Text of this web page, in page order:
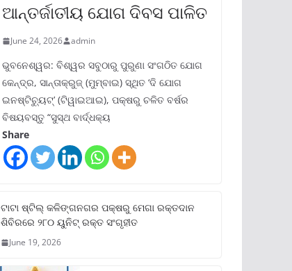
ଆନ୍ତର୍ଜାତୀୟ ଯୋଗ ଦିବସ ପାଳିତ
June 24, 2026 admin
ଭୁବନେଶ୍ୱର: ବିଶ୍ୱର ସବୁଠାରୁ ପୁରୁଣା ସଂଗଠିତ ଯୋଗ
କେନ୍ଦ୍ର, ସାନ୍ତାକ୍ରୁଜ୍ (ମୁମ୍ବାଇ) ସ୍ଥିତ ‘ଦି ଯୋଗ
ଇନଷ୍ଟିଚ୍ୟୁଟ୍‌’ (ଟିୱାଇଆଇ), ପକ୍ଷରୁ ଚଳିତ ବର୍ଷର
ବିଷୟବସ୍ତୁ “ସୁସ୍ଥ ବାର୍ଦ୍ଧକ୍ୟ
Share
ଟାଟା ଷ୍ଟିଲ୍‌ କଳିଙ୍ଗନଗର ପକ୍ଷରୁ ମେଗା ରକ୍ତଦାନ
ଶିବିରରେ ୨୮୦ ୟୁନିଟ୍‌ ରକ୍ତ ସଂଗୃହୀତ
June 19, 2026